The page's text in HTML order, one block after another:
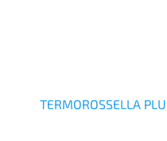
TERMOROSSELLA